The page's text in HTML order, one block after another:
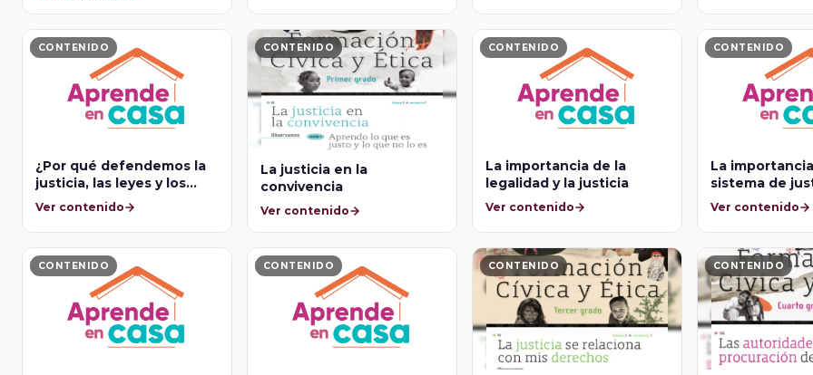
CONTENIDO
¿Por qué defendemos la
justicia, las leyes y los
derechos humanos?
Ver contenido
CONTENIDO
La justicia en la
convivencia
Ver contenido
CONTENIDO
La importancia de la
legalidad y la justicia
Ver contenido
CONTENIDO
La
sistema de
internacional
Ver contenido
CONTENIDO CONTENIDO CONTENIDO CONTENIDO